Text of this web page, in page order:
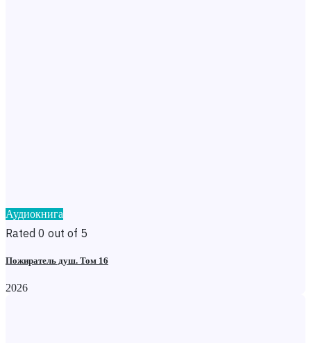
Аудиокнига
Rated 0 out of 5
Пожиратель душ. Том 16
2026